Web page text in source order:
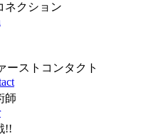
ネクション
ーストコンタクト
師
!!